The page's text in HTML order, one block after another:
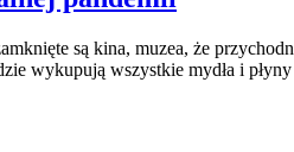
są kina, muzea, że
wykupują wszystkie mydła i